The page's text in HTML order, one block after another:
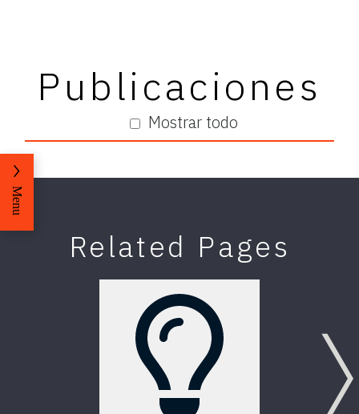
Mostrar todo
Publicaciones
Related Pages
Menu